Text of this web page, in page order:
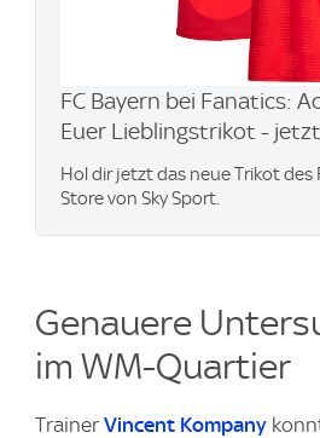
FC Bayern bei Fanatics:
Euer Lieblingstrikot -
Hol dir jetzt das neue Trikot des
Store von Sky Sport.
Genauere
im WM-Quartier
Trainer Vincent Kompany